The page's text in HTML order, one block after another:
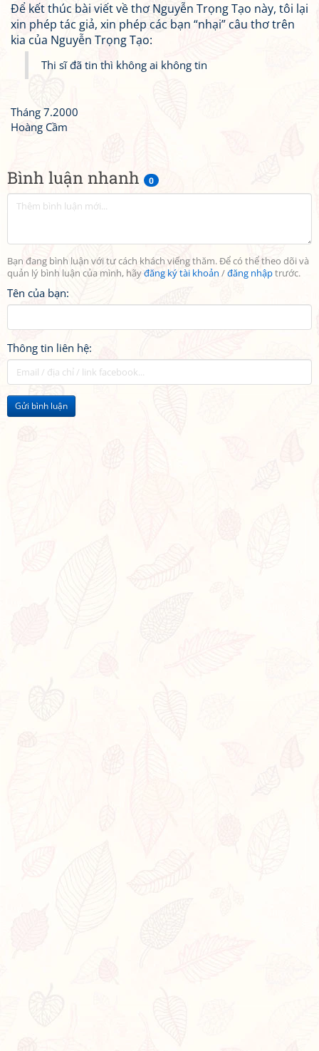
Bình luận nhanh 0
Bạn đang bình luận với tư cách khách viếng thăm. Để có thể theo dõi và
quản lý bình luận của mình, hãyđăng ký tài khoản /đăng nhậptrước.
Tên của bạn:
Thông tin liên hệ:
Gửi bình luận
Để kết thúc bài viết về thơ Nguyễn Trọng Tạo này, tôi lại
xin phép tác giả, xin phép các bạn “nhại” câu thơ trên
kia của Nguyễn Trọng Tạo:
Thi sĩ đã tin thì không ai không tin
Tháng 7.2000
Hoàng Cầm